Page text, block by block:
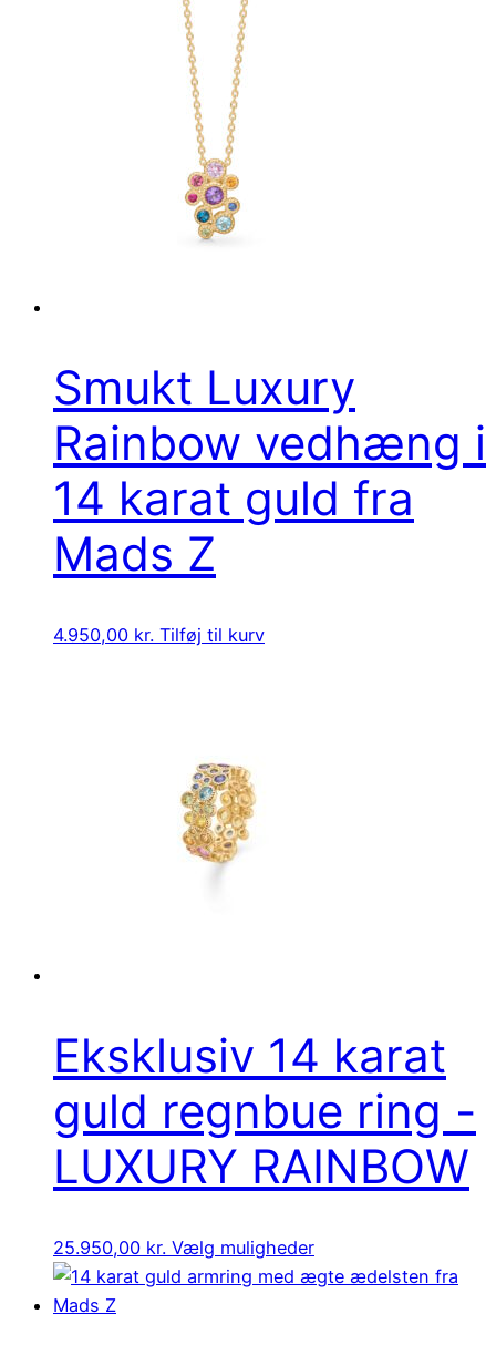
Smukt Luxury
Rainbow vedhæng i
14 karat guld fra
Mads Z
4.950,00 kr. Tilføj til kurv
Eksklusiv 14 karat
guld regnbue ring -
LUXURY RAINBOW
25.950,00 kr. Vælg muligheder